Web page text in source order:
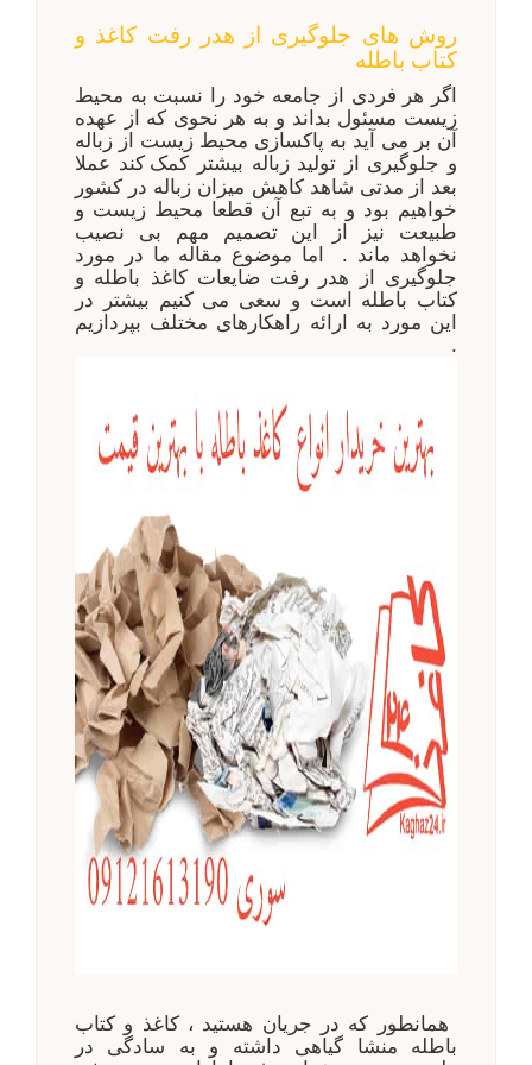
روش های جلوگیری از هدر رفت کاغذ و
کتاب باطله
اگر هر فردی از جامعه خود را نسبت به محیط
زیست مسئول بداند و به هر نحوی که از عهده
آن بر می آید به پاکسازی محیط زیست از زباله
و جلوگیری از تولید زباله بیشتر کمک کند عملا
بعد از مدتی شاهد کاهش میزان زباله در کشور
خواهیم بود و به تبع آن قطعا محیط زیست و
طبیعت نیز از این تصمیم مهم بی نصیب
نخواهد ماند . اما موضوع مقاله ما در مورد
جلوگیری از هدر رفت ضایعات کاغذ باطله و
کتاب باطله است و سعی می کنیم بیشتر در
این مورد به ارائه راهکارهای مختلف بپردازیم
.
همانطور که در جریان هستید ، کاغذ و کتاب
باطله منشا گیاهی داشته و به سادگی در